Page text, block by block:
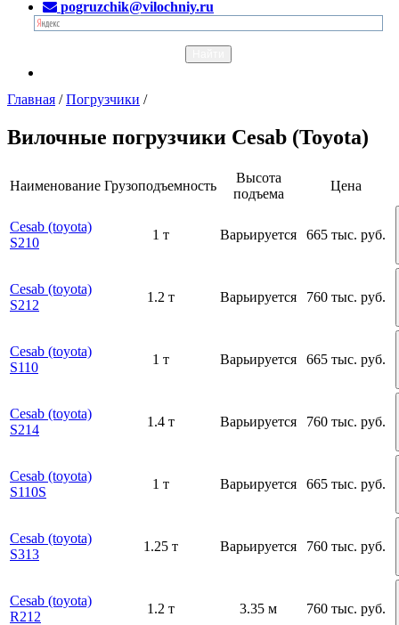
pogruzchik@vilochniy.ru
Главная /Погрузчики /
Вилочные погрузчики Cesab (Toyota)
Наименование Грузоподъемность
Высота
подъема
Цена
Cesab (toyota)
S210
1 т Варьируется 665 тыс. руб.
Cesab (toyota)
S212
1.2 т Варьируется 760 тыс. руб.
Cesab (toyota)
S110
1 т Варьируется 665 тыс. руб.
Cesab (toyota)
S214
1.4 т Варьируется 760 тыс. руб.
Cesab (toyota)
S110S
1 т Варьируется 665 тыс. руб.
Cesab (toyota)
S313
1.25 т Варьируется 760 тыс. руб.
Cesab (toyota)
R212
1.2 т 3.35 м 760 тыс. руб.